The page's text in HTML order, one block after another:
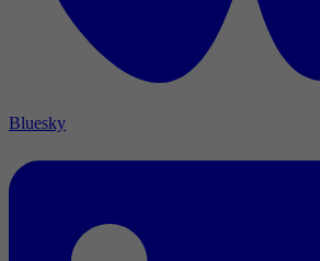
Bluesky